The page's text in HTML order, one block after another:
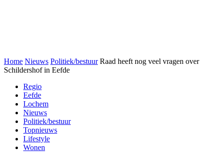
Home Nieuws Politiek/bestuur Raad heeft nog veel vragen over
Schildershof in Eefde
Regio
Eefde
Lochem
Nieuws
Politiek/bestuur
Topnieuws
Lifestyle
Wonen